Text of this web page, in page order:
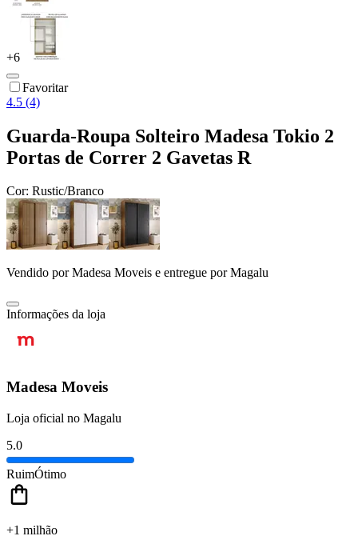
+6
Favoritar
4.5 (4)
Guarda-Roupa Solteiro Madesa Tokio 2
Portas de Correr 2 Gavetas R
Cor: Rustic/Branco
Vendido porMadesa Moveis e entregue por Magalu
Informações da loja
Madesa Moveis
Loja oficial no Magalu
5.0
RuimÓtimo
+1 milhão